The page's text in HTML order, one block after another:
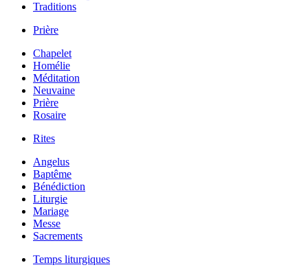
Traditions
Prière
Chapelet
Homélie
Méditation
Neuvaine
Prière
Rosaire
Rites
Angelus
Baptême
Bénédiction
Liturgie
Mariage
Messe
Sacrements
Temps liturgiques